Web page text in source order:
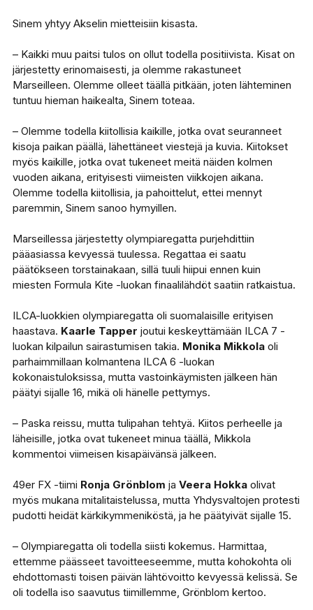
Sinem yhtyy Akselin mietteisiin kisasta.
– Kaikki muu paitsi tulos on ollut todella positiivista. Kisat on
järjestetty erinomaisesti, ja olemme rakastuneet
Marseilleen. Olemme olleet täällä pitkään, joten lähteminen
tuntuu hieman haikealta, Sinem toteaa.
– Olemme todella kiitollisia kaikille, jotka ovat seuranneet
kisoja paikan päällä, lähettäneet viestejä ja kuvia. Kiitokset
myös kaikille, jotka ovat tukeneet meitä näiden kolmen
vuoden aikana, erityisesti viimeisten viikkojen aikana.
Olemme todella kiitollisia, ja pahoittelut, ettei mennyt
paremmin, Sinem sanoo hymyillen.
Marseillessa järjestetty olympiaregatta purjehdittiin
pääasiassa kevyessä tuulessa. Regattaa ei saatu
päätökseen torstainakaan, sillä tuuli hiipui ennen kuin
miesten Formula Kite -luokan finaalilähdöt saatiin ratkaistua.
ILCA-luokkien olympiaregatta oli suomalaisille erityisen
haastava. Kaarle Tapper joutui keskeyttämään ILCA 7 -
luokan kilpailun sairastumisen takia. Monika Mikkolaoli
parhaimmillaan kolmantena ILCA 6 -luokan
kokonaistuloksissa, mutta vastoinkäymisten jälkeen hän
päätyi sijalle 16, mikä oli hänelle pettymys.
– Paska reissu, mutta tulipahan tehtyä. Kiitos perheelle ja
läheisille, jotka ovat tukeneet minua täällä, Mikkola
kommentoi viimeisen kisapäivänsä jälkeen.
49er FX -tiimi Ronja Grönblom ja Veera Hokkaolivat
myös mukana mitalitaistelussa, mutta Yhdysvaltojen protesti
pudotti heidät kärkikymmeniköstä, ja he päätyivät sijalle 15.
– Olympiaregatta oli todella siisti kokemus. Harmittaa,
ettemme päässeet tavoitteeseemme, mutta kohokohta oli
ehdottomasti toisen päivän lähtövoitto kevyessä kelissä. Se
oli todella iso saavutus tiimillemme, Grönblom kertoo.